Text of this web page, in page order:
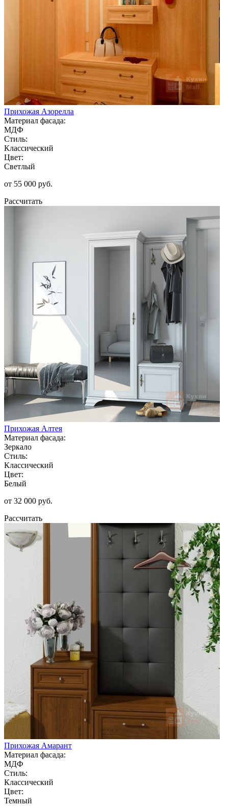
Прихожая Азорелла
Материал фасада:
МДФ
Стиль:
Классический
Цвет:
Светлый
от 55 000 руб.
Рассчитать
Прихожая Алтея
Материал фасада:
Зеркало
Стиль:
Классический
Цвет:
Белый
от 32 000 руб.
Рассчитать
Прихожая Амарант
Материал фасада:
МДФ
Стиль:
Классический
Цвет:
Темный